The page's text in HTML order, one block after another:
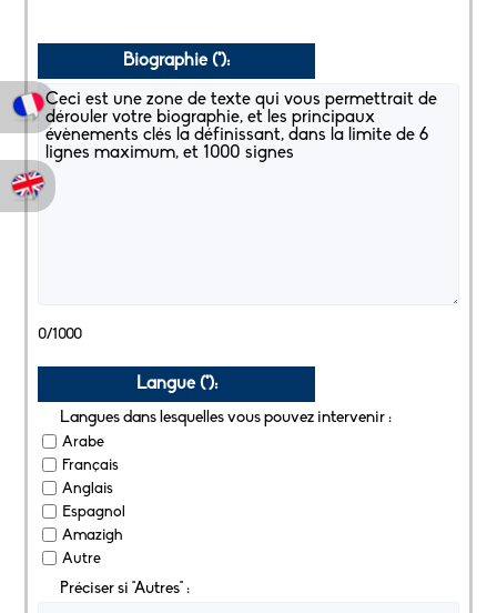
Biographie (*):
0/1000
Langue (*):
Langues dans lesquelles vous pouvez intervenir :
Arabe
Français
Anglais
Espagnol
Amazigh
Autre
Préciser si "Autres" :